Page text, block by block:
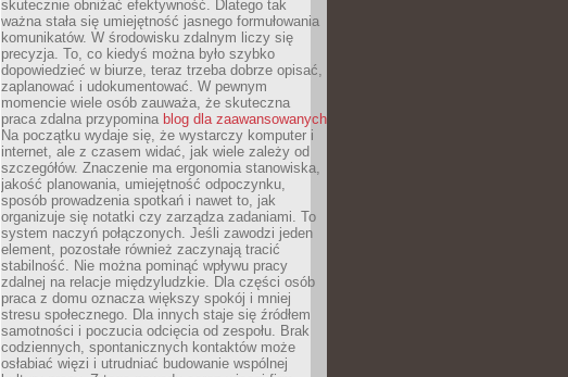
skutecznie obniżać efektywność. Dlatego tak
ważna stała się umiejętność jasnego formułowania
komunikatów. W środowisku zdalnym liczy się
precyzja. To, co kiedyś można było szybko
dopowiedzieć w biurze, teraz trzeba dobrze opisać,
zaplanować i udokumentować. W pewnym
momencie wiele osób zauważa, że skuteczna
praca zdalna przypomina blog dla zaawansowanych
Na początku wydaje się, że wystarczy komputer i
internet, ale z czasem widać, jak wiele zależy od
szczegółów. Znaczenie ma ergonomia stanowiska,
jakość planowania, umiejętność odpoczynku,
sposób prowadzenia spotkań i nawet to, jak
organizuje się notatki czy zarządza zadaniami. To
system naczyń połączonych. Jeśli zawodzi jeden
element, pozostałe również zaczynają tracić
stabilność. Nie można pominąć wpływu pracy
zdalnej na relacje międzyludzkie. Dla części osób
praca z domu oznacza większy spokój i mniej
stresu społecznego. Dla innych staje się źródłem
samotności i poczucia odcięcia od zespołu. Brak
codziennych, spontanicznych kontaktów może
osłabiać więzi i utrudniać budowanie wspólnej